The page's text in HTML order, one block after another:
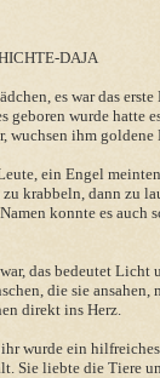
DAJA
es war das
geboren wurde hatte
wuchsen ihm goldene
ein Engel
krabbeln, dann zu
konnte es auch
das bedeutet Licht
die sie ansahen,
direkt ins Herz.
wurde ein
Sie liebte die Tiere